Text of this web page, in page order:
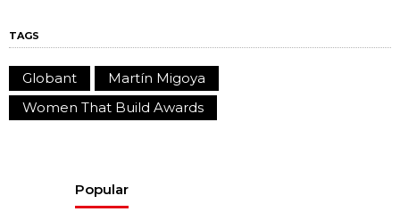
TAGS
Globant
Martín Migoya
Women That Build Awards
Popular